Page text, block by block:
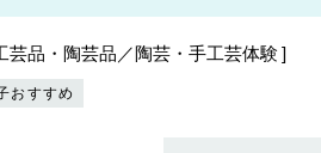
芸品・陶芸品／陶芸・手工芸体験
おすすめ